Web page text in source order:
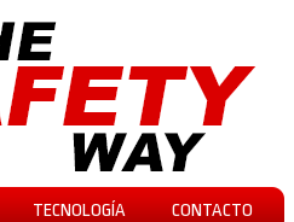
TECNOLOGÍA CONTACTO